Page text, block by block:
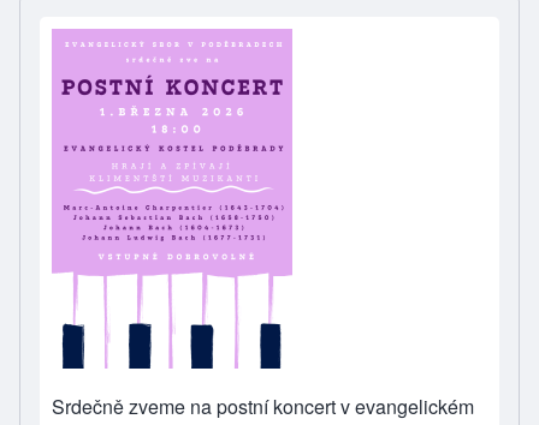
Srdečně zveme na postní koncert v evangelickém